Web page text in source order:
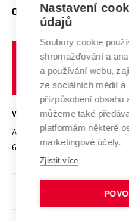
E-přihláška
Doktorské studium
Podpora podnikání
Mezinárodní vědecká rada
Systém zajišťování kvality
Výzkumné infrastruktury
Transfer znalostí
Open Science
Projekty
Projekty ze strukturálních
Specifický výzkum
Zahraniční spolupráce
Spolupráce se školami
Služby univerzity
Mezinárodní dohody
Univerzitní sítě
O UNIVERZITĚ
Profil univerzity
Udržitelná univerzita
Podnikavá univerzita /
Bezpečná univerzita
Vyznamenání
Organizační struktura
Ochrana osobních údajů
VYSOKÉ UČENÍ TECHNICKÉ V
Antonínská 548/1
602 00 Brno
Nastavení
údajů
Soubory cookie
shromažďování a
a používání webu,
ze sociálních médií a
přizpůsobení obsahu
můžeme také
platformám některé
marketingové účely.
Zjistit více